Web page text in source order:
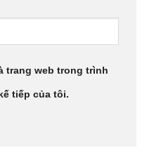
trang web trong trình
tiếp của tôi.